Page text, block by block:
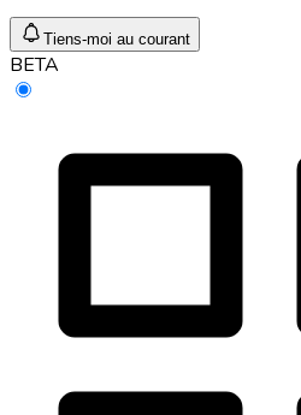
Tiens-moi au courant
BETA